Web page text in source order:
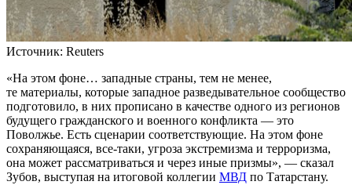
Источник: Reuters
«На этом фоне… западные страны, тем не менее,
те материалы, которые западное разведывательное сообщество
подготовило, в них прописано в качестве одного из регионов
будущего гражданского и военного конфликта — это
Поволжье. Есть сценарии соответствующие. На этом фоне
сохраняющаяся, все-таки, угроза экстремизма и терроризма,
она может рассматриваться и через иные призмы», — сказал
Зубов, выступая на итоговой коллегии МВД по Татарстану.